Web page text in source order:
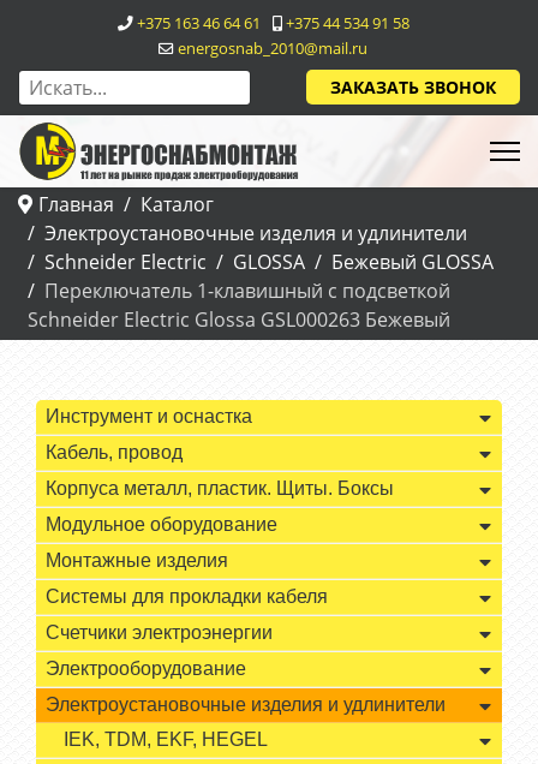
+375 163 46 64 61
+375 44 534 91 58
energosnab_2010@mail.ru
ЗАКАЗАТЬ ЗВОНОК
Главная
Каталог
Электроустановочные изделия и удлинители
Schneider Electric
GLOSSA
Бежевый GLOSSA
Переключатель 1-клавишный с подсветкой
Schneider Electric Glossa GSL000263 Бежевый
Инструмент и оснастка
Кабель, провод
Корпуса металл, пластик. Щиты. Боксы
Модульное оборудование
Монтажные изделия
Системы для прокладки кабеля
Счетчики электроэнергии
Электрооборудование
Электроустановочные изделия и удлинители
IEK, TDM, EKF, HEGEL